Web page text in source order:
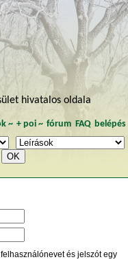
hivatalos oldala
~ + poi~ fórum FAQ belépés
és jelszót egy